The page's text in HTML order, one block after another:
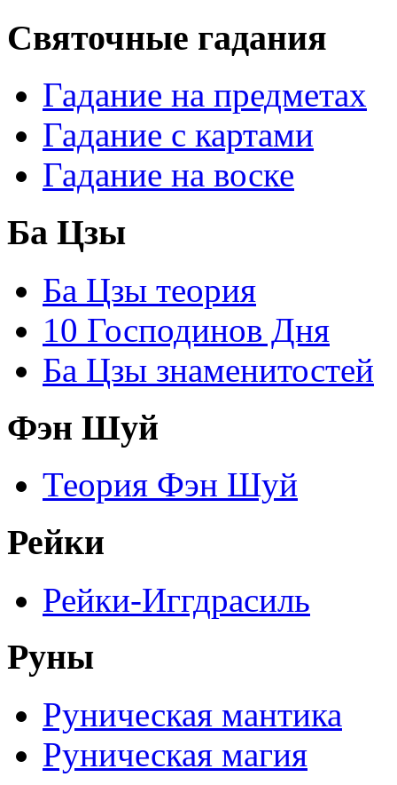
Святочные гадания
Гадание на предметах
Гадание с картами
Гадание на воске
Ба Цзы
Ба Цзы теория
10 Господинов Дня
Ба Цзы знаменитостей
Фэн Шуй
Теория Фэн Шуй
Рейки
Рейки-Иггдрасиль
Руны
Руническая мантика
Руническая магия